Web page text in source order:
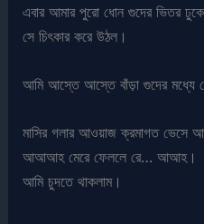
এবার আমার পুরো ধোন গুদের ভিতর
সে চিৎকার করে উঠল।
আমি আস্তে আস্তে বাঁড়া গুদের মধ্যে
মাসির গলার আওয়াজ ক্রমাগত
আআআহ মেরে ফেললে রে… আআহ।
আমি চুদতে থাকলাম।